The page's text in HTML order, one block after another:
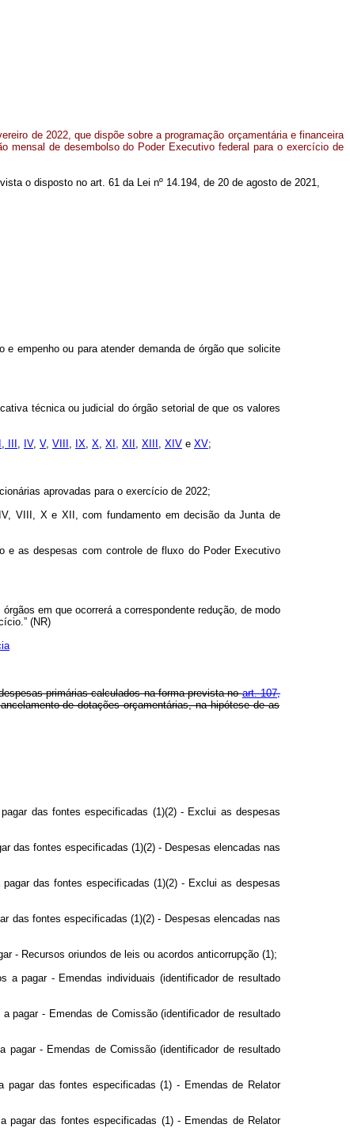
de 2022, que dispõe sobre a programação orçamentária e financeira
mensal de desembolso do Poder Executivo federal para o exercício de
o disposto no art. 61 da Lei nº 14.194, de 20 de agosto de 2021,
empenho ou para atender demanda de órgão que solicite
técnica ou judicial do órgão setorial de que os valores
, , IV, V, VIII , IX, X, XI, XII , XIII , XIV e XV;
aprovadas para o exercício de 2022;
VIII, X e XII, com fundamento em decisão da Junta de
e as despesas com controle de fluxo do Poder Executivo
em que ocorrerá a correspondente redução, de modo
(NR)
primárias calculados na forma prevista noart. 107,
de dotações orçamentárias, na hipótese de as
das fontes especificadas (1)(2) - Exclui as despesas
das fontes especificadas (1)(2) - Despesas elencadas nas
das fontes especificadas (1)(2) - Exclui as despesas
das fontes especificadas (1)(2) - Despesas elencadas nas
- Recursos oriundos de leis ou acordos anticorrupção (1);
a pagar - Emendas individuais (identificador de resultado
pagar - Emendas de Comissão (identificador de resultado
- Emendas de Comissão (identificador de resultado
das fontes especificadas (1) - Emendas de Relator
pagar das fontes especificadas (1) - Emendas de Relator